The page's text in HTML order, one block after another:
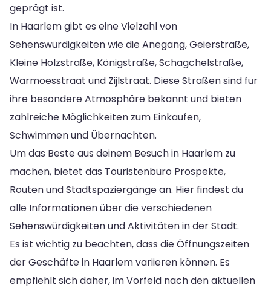
geprägt ist.
In Haarlem gibt es eine Vielzahl von
Sehenswürdigkeiten wie die Anegang, Geierstraße,
Kleine Holzstraße, Königstraße, Schagchelstraße,
Warmoesstraat und Zijlstraat. Diese Straßen sind für
ihre besondere Atmosphäre bekannt und bieten
zahlreiche Möglichkeiten zum Einkaufen,
Schwimmen und Übernachten.
Um das Beste aus deinem Besuch in Haarlem zu
machen, bietet das Touristenbüro Prospekte,
Routen und Stadtspaziergänge an. Hier findest du
alle Informationen über die verschiedenen
Sehenswürdigkeiten und Aktivitäten in der Stadt.
Es ist wichtig zu beachten, dass die Öffnungszeiten
der Geschäfte in Haarlem variieren können. Es
empfiehlt sich daher, im Vorfeld nach den aktuellen